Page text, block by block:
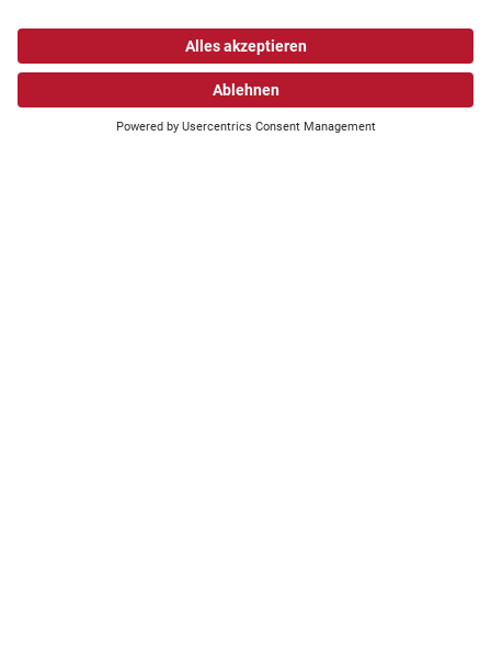
Impressum
Allgemeine Geschäftsbedingungen